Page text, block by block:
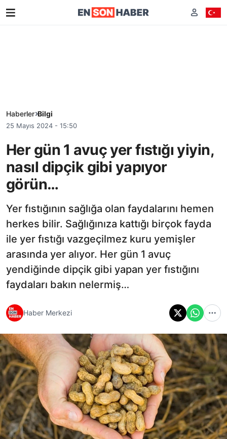
Haberler Bilgi
25 Mayıs 2024 - 15:50
Her gün 1 avuç yer fıstığı yiyin,
nasıl dipçik gibi yapıyor
görün…
Yer fıstığının sağlığa olan faydalarını hemen
herkes bilir. Sağlığınıza kattığı birçok fayda
ile yer fıstığı vazgeçilmez kuru yemişler
arasında yer alıyor. Her gün 1 avuç
yendiğinde dipçik gibi yapan yer fıstığını
faydaları bakın nelermiş…
Haber Merkezi